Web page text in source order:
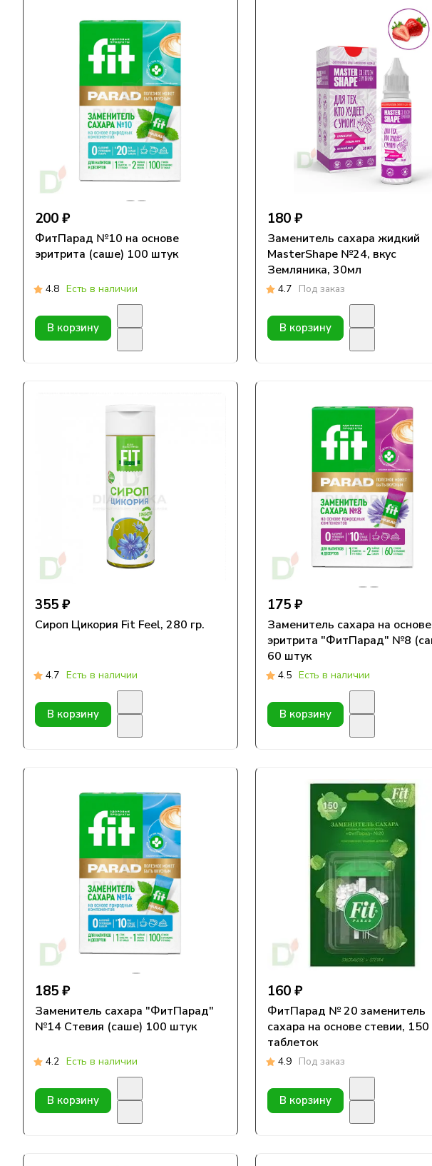
200 ₽
ФитПарад №10 на основе
эритрита (саше) 100 штук
4.8 Есть в наличии
В корзину
180 ₽
Заменитель сахара жидкий
MasterShape №24, вкус
Земляника, 30мл
4.7 Под заказ
В корзину
355 ₽
Сироп Цикория Fit Feel, 280 гр.
4.7 Есть в наличии
В корзину
175 ₽
Заменитель сахара на основе
эритрита "ФитПарад" №8 (саше)
60 штук
4.5 Есть в наличии
В корзину
185 ₽
Заменитель сахара "ФитПарад"
№14 Стевия (саше) 100 штук
4.2 Есть в наличии
В корзину
160 ₽
ФитПарад № 20 заменитель
сахара на основе стевии, 150
таблеток
4.9 Под заказ
В корзину